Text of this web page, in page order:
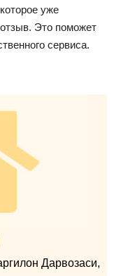
уже
Это поможет
сервиса.
Дарвозаси,